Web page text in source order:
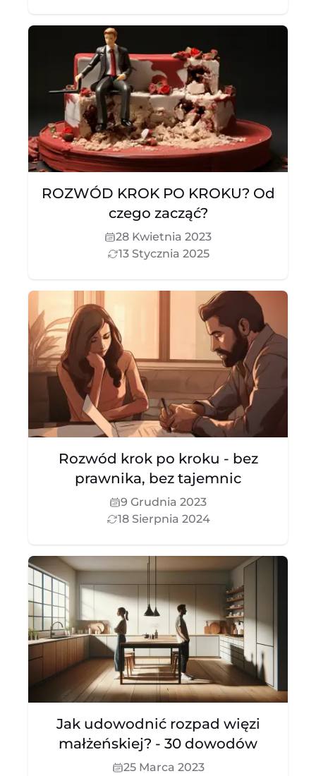
ROZWÓD KROK PO KROKU? Od
czego zacząć?
28 Kwietnia 2023
13 Stycznia 2025
Rozwód krok po kroku - bez
prawnika, bez tajemnic
9 Grudnia 2023
18 Sierpnia 2024
Jak udowodnić rozpad więzi
małżeńskiej? - 30 dowodów
25 Marca 2023